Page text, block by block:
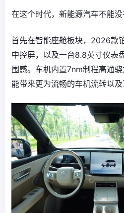
在这个时代，新能源汽车不能没
首先在智能座舱板块，2026款
中控屏，以及一台8.8英寸仪表
围感。车机内置7nm制程高通
能带来更为流畅的车机流转以及